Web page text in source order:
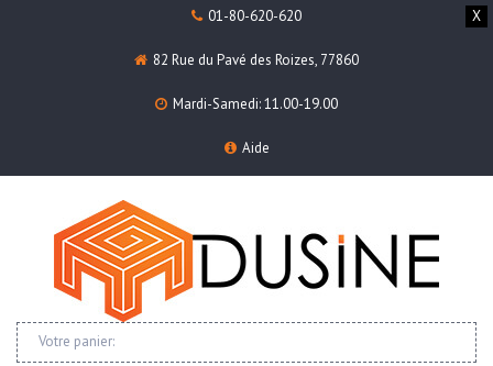
X
01-80-620-620
82 Rue du Pavé des Roizes, 77860
Mardi-Samedi: 11.00-19.00
Aide
Votre panier: